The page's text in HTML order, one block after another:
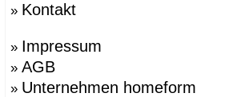
» Kontakt
» Impressum
» AGB
» Unternehmen homeform